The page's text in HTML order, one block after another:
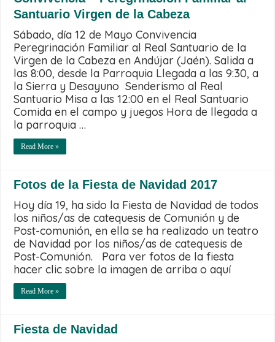
Santuario Virgen de la Cabeza
Sábado, día 12 de Mayo Convivencia
Peregrinación Familiar al Real Santuario de la
Virgen de la Cabeza en Andújar (Jaén). Salida a
las 8:00, desde la Parroquia Llegada a las 9:30, a
la Sierra y Desayuno Senderismo al Real
Santuario Misa a las 12:00 en el Real Santuario
Comida en el campo y juegos Hora de llegada a
la parroquia …
Read More »
Fotos de la Fiesta de Navidad 2017
Hoy día 19, ha sido la Fiesta de Navidad de todos
los niños/as de catequesis de Comunión y de
Post-comunión, en ella se ha realizado un teatro
de Navidad por los niños/as de catequesis de
Post-Comunión. Para ver fotos de la fiesta
hacer clic sobre la imagen de arriba o aquí
Read More »
Fiesta de Navidad